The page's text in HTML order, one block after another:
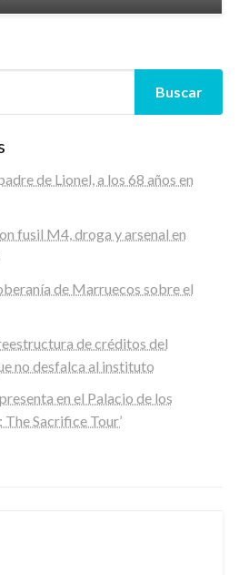
Buscar
de Lionel, a los 68 años en
fusil M4, droga y arsenal en
de Marruecos sobre el
de créditos del
no desfalca al instituto
en el Palacio de los
Sacrifice Tour’